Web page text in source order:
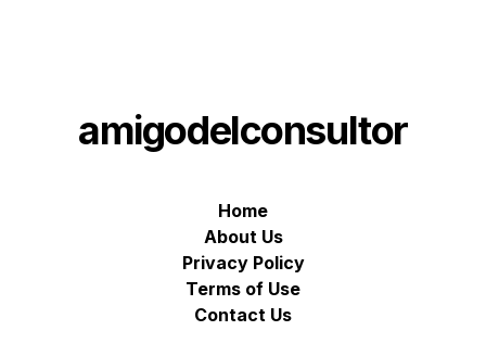
amigodelconsultor
Home
About Us
Privacy Policy
Terms of Use
Contact Us